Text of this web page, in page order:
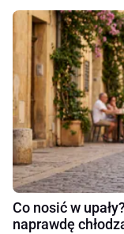
Co nosić w
naprawdę